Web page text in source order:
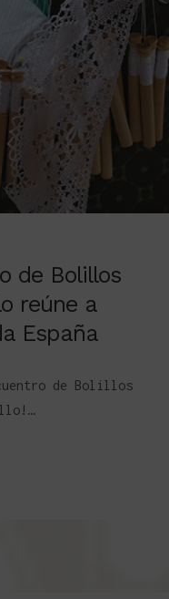
de Bolillos
reúne a
España
de Bolillos